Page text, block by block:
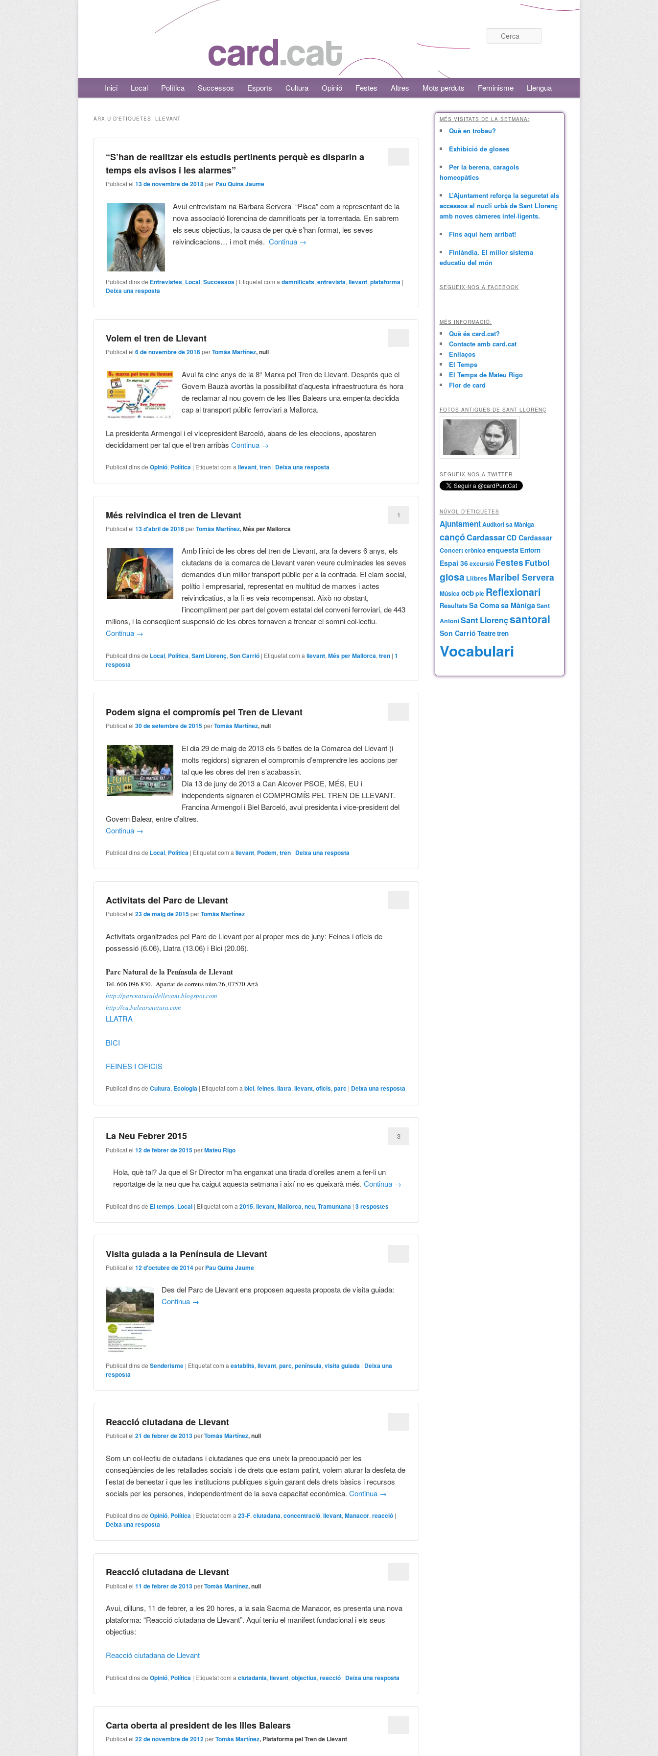
Menú principalAneu al contingut principal
Aneu al contingut secundari
Inici Local Política Successos Esports Cultura Opinió Festes Altres Mots perduts Feminisme Llengua
ARXIU D'ETIQUETES: LLEVANT
“S’han de realitzar els estudis pertinents perquè es disparin a
temps els avisos i les alarmes”
Publicat el13 de novembre de 2018per Pau Quina Jaume
Avui entrevistam na Bàrbara Servera “Pisca” com a representant de la
nova associació llorencina de damnificats per la torrentada. En sabrem
els seus objectius, la causa de per què s’han format, les seves
reivindicacions… i molt més.Continua →
Publicat dins de Entrevistes, Local,Successos | Etiquetat com a damnificats,entrevista,llevant,plataforma |
Deixa una resposta
Volem el tren de Llevant
Publicat el6 de novembre de 2016perTomàs Martínez, null
Avui fa cinc anys de la 8ª Marxa pel Tren de Llevant. Després que el
Govern Bauzà avortàs la possibilitat d’aquesta infraestructura és hora
de reclamar al nou govern de les Illes Balears una empenta decidida
cap al transport públic ferroviari a Mallorca.
La presidenta Armengol i el vicepresident Barceló, abans de les eleccions, apostaren
decididament per tal que el tren arribàsContinua →
Publicat dins de Opinió, Política | Etiquetat com allevant,tren | Deixa una resposta
Més reivindica el tren de Llevant
Publicat el13 d'abril de 2016perTomàs Martínez, Més per Mallorca
1
Amb l’inici de les obres del tren de Llevant, ara fa devers 6 anys, els
ciutadans de la comarca de Llevant varen veure culminades les seves
demandes d’un millor transport públic per a la contrada. El clam social,
polític i empresarial, representat en multitud de marxes i actes
reivindicatius, a la fi es veia recompensat. Això no obstant,
l’incompliment per part del govern estatal del conveni ferroviari, de 443
milions, i la conseqüent suspensió de les obres tornaven a trencar el somni col·lectiu.
Continua →
Publicat dins de Local, Política,Sant Llorenç,Son Carrió | Etiquetat com a llevant,Més per Mallorca,tren |1
resposta
Podem signa el compromís pel Tren de Llevant
Publicat el30 de setembre de 2015perTomàs Martínez, null
El dia 29 de maig de 2013 els 5 batles de la Comarca del Llevant (i
molts regidors) signaren el compromís d’emprendre les accions per
tal que les obres del tren s’acabassin.
Dia 13 de juny de 2013 a Can Alcover PSOE, MÉS, EU i
independents signaren el COMPROMÍS PEL TREN DE LLEVANT.
Francina Armengol i Biel Barceló, avui presidenta i vice-president del
Govern Balear, entre d’altres.
Continua →
Publicat dins de Local, Política | Etiquetat com a llevant, Podem,tren | Deixa una resposta
Activitats del Parc de Llevant
Publicat el23 de maig de 2015perTomàs Martínez
Activitats organitzades pel Parc de Llevant per al proper mes de juny: Feines i oficis de
possessió (6.06), Llatra (13.06) i Bici (20.06).
Parc Natural de la Península de Llevant
Tel. 606 096 830. Apartat de correus núm.76, 07570 Artà
http://parcnaturaldellevant.blogspot.com
http://ca.balearsnatura.com
LLATRA
BICI
FEINES I OFICIS
Publicat dins de Cultura, Ecologia | Etiquetat com a bici,feines,llatra,llevant,oficis,parc | Deixa una resposta
La Neu Febrer 2015
Publicat el12 de febrer de 2015perMateu Rigo
3
Hola, què tal? Ja que el Sr Director m’ha enganxat una tirada d’orelles anem a fer-li un
reportatge de la neu que ha caigut aquesta setmana i així no es queixarà més.Continua →
Publicat dins de El temps, Local | Etiquetat com a 2015,llevant,Mallorca,neu,Tramuntana |3respostes
Visita guiada a la Península de Llevant
Publicat el12 d'octubre de 2014per Pau Quina Jaume
Des del Parc de Llevant ens proposen aquesta proposta de visita guiada:
Continua →
Publicat dins de Senderisme | Etiquetat com a establits,llevant,parc,península,visita guiada | Deixa una
resposta
Reacció ciutadana de Llevant
Publicat el21 de febrer de 2013perTomàs Martínez, null
Som un col·lectiu de ciutadans i ciutadanes que ens uneix la preocupació per les
conseqüències de les retallades socials i de drets que estam patint, volem aturar la desfeta de
l’estat de benestar i que les institucions publiques siguin garant dels drets bàsics i recursos
socials per les persones, independentment de la seva capacitat econòmica.Continua →
Publicat dins de Opinió, Política | Etiquetat com a 23-F,ciutadana,concentració,llevant,Manacor,reacció |
Deixa una resposta
Reacció ciutadana de Llevant
Publicat el11 de febrer de 2013perTomàs Martínez, null
Avui, dilluns, 11 de febrer, a les 20 hores, a la sala Sacma de Manacor, es presenta una nova
plataforma: “Reacció ciutadana de Llevant”. Aquí teniu el manifest fundacional i els seus
objectius:
Reacció ciutadana de Llevant
Publicat dins de Opinió, Política | Etiquetat com a ciutadania,llevant,objectius,reacció | Deixa una resposta
Carta oberta al president de les Illes Balears
Publicat el22 de novembre de 2012perTomàs Martínez, Plataforma pel Tren de Llevant
MÉS VISITATS DE LA SETMANA:
Què en trobau?
Exhibició de gloses
Per la berena, caragols
homeopàtics
L’Ajuntament reforça la seguretat als
accessos al nucli urbà de Sant Llorenç
amb noves càmeres intel·ligents.
Fins aquí hem arribat!
Finlàndia. El millor sistema
educatiu del món
SEGUEIX-NOS A FACEBOOK
MÉS INFORMACIÓ:
Què és card.cat?
Contacte amb card.cat
Enllaços
El Temps
El Temps de Mateu Rigo
Flor de card
FOTOS ANTIGUES DE SANT LLORENÇ
SEGUEIX-NOS A TWITTER
NÚVOL D’ETIQUETES
AjuntamentAuditori sa Màniga
cançóCardassarCD Cardassar
Concertcrònicaenquesta Entorn
Espai 36excursió Festes Futbol
glosa Llibres Maribel Servera
Músicaocbple Reflexionari
ResultatsSa Comasa MànigaSant
AntoniSant Llorençsantoral
Son Carrió Teatretren
Vocabulari